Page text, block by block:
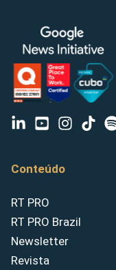
Conteúdo
RT PRO
RT PRO Brazil
Newsletter
Revista